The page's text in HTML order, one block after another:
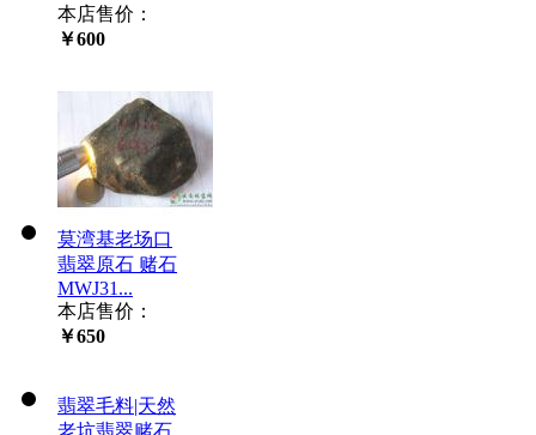
本店售价：
￥600
莫湾基老场口
翡翠原石 赌石
MWJ31...
本店售价：
￥650
翡翠毛料|天然
老坑翡翠赌石